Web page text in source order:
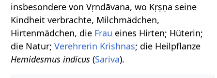
insbesondere von Vṛndāvana, wo Kṛṣṇa seine
Kindheit verbrachte, Milchmädchen,
Hirtenmädchen, die Frau eines Hirten; Hüterin;
die Natur;Verehrerin Krishnas; die Heilpflanze
Hemidesmus indicus (Sariva).